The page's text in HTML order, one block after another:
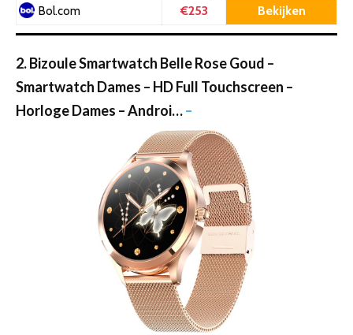
Bol.com €253 Bekijken
2. Bizoule Smartwatch Belle Rose Goud –
Smartwatch Dames – HD Full Touchscreen –
Horloge Dames – Androi…–